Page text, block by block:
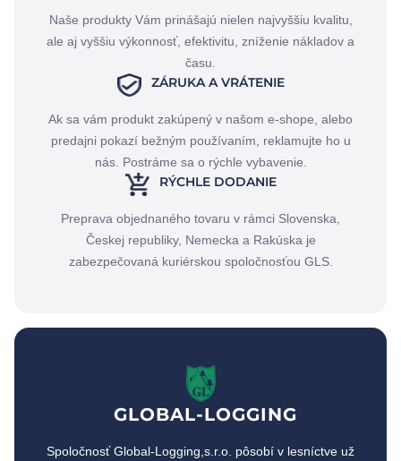
Naše produkty Vám prinášajú nielen najvyššiu kvalitu,
ale aj vyššiu výkonnosť, efektivitu, zníženie nákladov a
času.
ZÁRUKA A VRÁTENIE
Ak sa vám produkt zakúpený v našom e-shope, alebo
predajni pokazí bežným používaním, reklamujte ho u
nás. Postráme sa o rýchle vybavenie.
RÝCHLE DODANIE
Preprava objednaného tovaru v rámci Slovenska,
Českej republiky, Nemecka a Rakúska je
zabezpečovaná kuriérskou spoločnosťou GLS.
GLOBAL-LOGGING
Spoločnosť Global-Logging,s.r.o. pôsobí v lesníctve už